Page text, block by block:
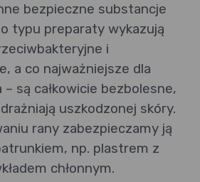
bezpieczne substancje
typu preparaty wykazują
i
a co najważniejsze dla
– są całkowicie bezbolesne,
uszkodzonej skóry.
rany zabezpieczamy ją
np. plastrem z
chłonnym.